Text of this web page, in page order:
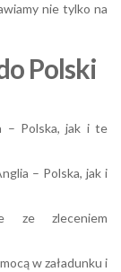
nie tylko na
Polski
– Polska, jak i te
– Polska, jak i
ze zleceniem
w załadunku i